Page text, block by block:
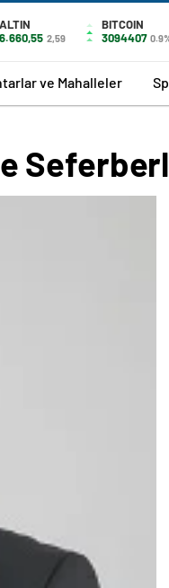
ALTIN
6.660,55 2,59
BITCOIN
3094407
ve Mahalleler